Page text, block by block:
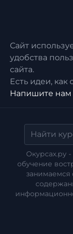
Сайт
удобства
сайта.
Есть идеи, как
Напишите нам
Окурсах.ру -
обучение
занимаемся